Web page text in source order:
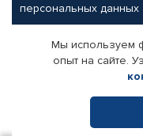
персональных данных
Партнерам
Корпоративным
Поставщикам
Мы используем
опыт на сайте.